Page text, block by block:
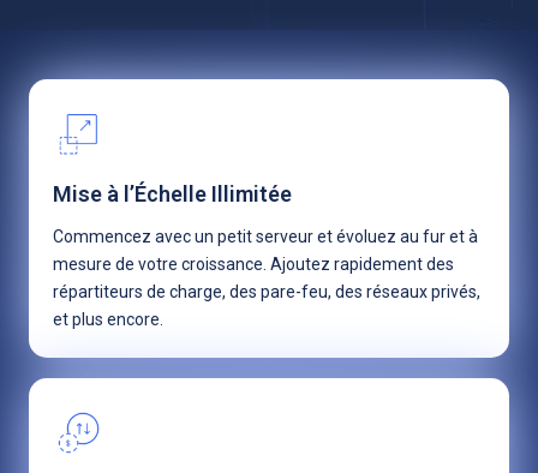
Mise à l’Échelle Illimitée
Commencez avec un petit serveur et évoluez au fur et à
mesure de votre croissance. Ajoutez rapidement des
répartiteurs de charge, des pare-feu, des réseaux privés,
et plus encore.